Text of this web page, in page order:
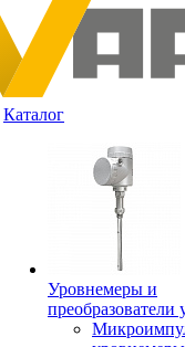
Каталог
Уровнемеры и
преобразователи